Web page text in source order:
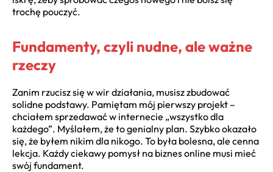
trochę pouczyć.
Fundamenty, czyli nudne, ale ważne
rzeczy
Zanim rzucisz się w wir działania, musisz zbudować
solidne podstawy. Pamiętam mój pierwszy projekt –
chciałem sprzedawać w internecie „wszystko dla
każdego”. Myślałem, że to genialny plan. Szybko okazało
się, że byłem nikim dla nikogo. To była bolesna, ale cenna
lekcja. Każdy ciekawy pomysł na biznes online musi mieć
swój fundament.